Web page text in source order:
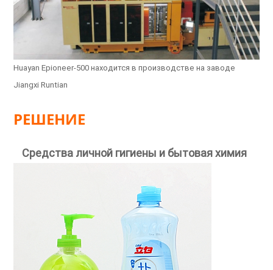
Huayan Epioneer-500 находится в производстве на заводе
Jiangxi Runtian
РЕШЕНИЕ
Средства личной гигиены и бытовая химия